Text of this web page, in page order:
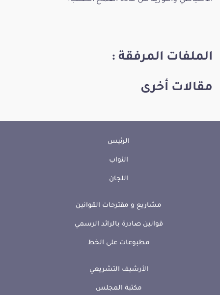
الملفات المرفقة :
مقالات أخرى
الرئيس
النواب
اللجان
مشاريع و مقترحات القوانين
قوانين صادرة بالرائد الرسمي
مطبوعات على الخط
الأرشيف التشريعي
مكتبة المجلس